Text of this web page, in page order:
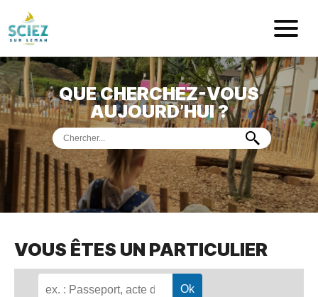
Mairie de
ACCUEIL
VOTREMAIRIE
VIE PRATIQUE
DÉMARCHES &SERVICES
PORTDE PLAISANCE
MUSÉEDE PRÉHISTOIRE
QUE CHERCHEZ-VOUS
AUJOURD’HUI ?
VOUS ÊTES UN PARTICULIER